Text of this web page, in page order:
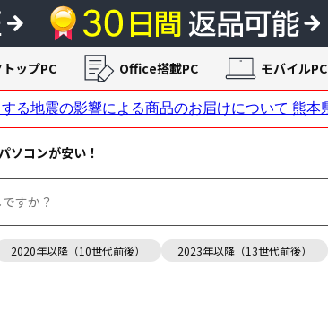
ソコンが安い！
2020年以降（10世代前後） 2023年以降（13世代前後）
ップPC Office搭載PC モバイルPC